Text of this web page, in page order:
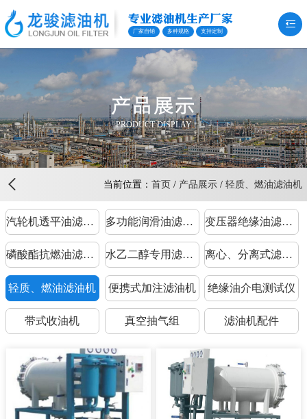
专业滤油机生产厂家
厂家自销 多种规格 支持定制
产品展示
PRODUCT DISPLAY
当前位置： 首页 / 产品展示 / 轻质、燃油滤油机
汽轮机透平油滤油机 多功能润滑油滤油机 变压器绝缘油滤油机
磷酸酯抗燃油滤油机 水乙二醇专用滤油机 离心、分离式滤油机
轻质、燃油滤油机 便携式加注滤油机 绝缘油介电测试仪
带式收油机 真空抽气组 滤油机配件